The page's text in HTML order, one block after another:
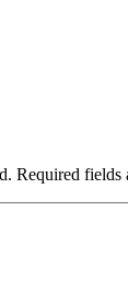
Required fields